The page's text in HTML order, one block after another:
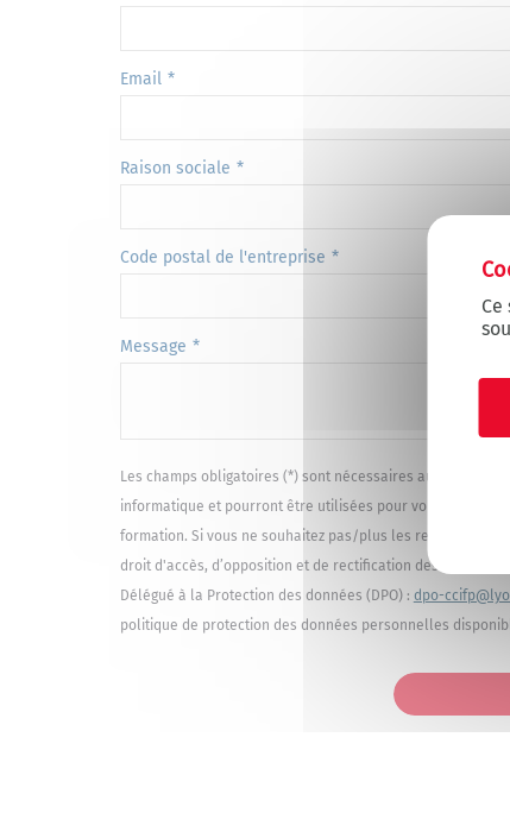
Email
Raison sociale
Code postal de l'entreprise
Message
Les champs obligatoires (*) sont nécessaires au
informatique et pourront être utilisées pour vous
formation. Si vous ne souhaitez pas/plus les recevoir,
droit d'accès, d’opposition et de rectification des
Délégué à la Protection des données (DPO) : dpo-
politique de protection des données personnelles